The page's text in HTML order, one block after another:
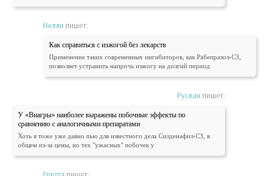
Нелли пишет:
Как справиться с изжогой без лекарств
Применение таких современных ингибиторов, как Рабепразол-СЗ,
позволяет устранить напрочь изжогу на долгий период
Руслан пишет:
У «Виагры» наиболее выражены побочные эффекты по
сравнению с аналогичными препаратами
Хоть я тоже уже давно пью для известного дела Силденафил-СЗ, в
общем из-за цены, но тех "ужасных" побочек у
Гретта пишет: